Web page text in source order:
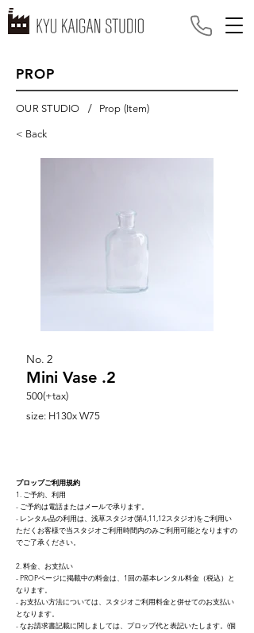
PROP
OUR STUDIO / Prop (Item)
< Back
No. 2
Mini Vase .2
500(+tax)
size: H130x W75
プロップご利用規約
1. ご予約、利用
- ご予約は電話またはメールで承ります。
- レンタル品の利用は、浅草スタジオ(第4,11,12スタジオ)をご利用い
ただくお客様で当スタジオご利用時間内のみご利用可能となりますの
でご了承ください。
2. 料金、お支払い
- PROPページに掲載中の料金は、1回の基本レンタル料金（税込）と
なり ます。
- お支払い方法については、スタジオご利用料金と併せてのお支払い
となります。
- なお請求書記載に関しましては、プロップ代と表記いたします。(個